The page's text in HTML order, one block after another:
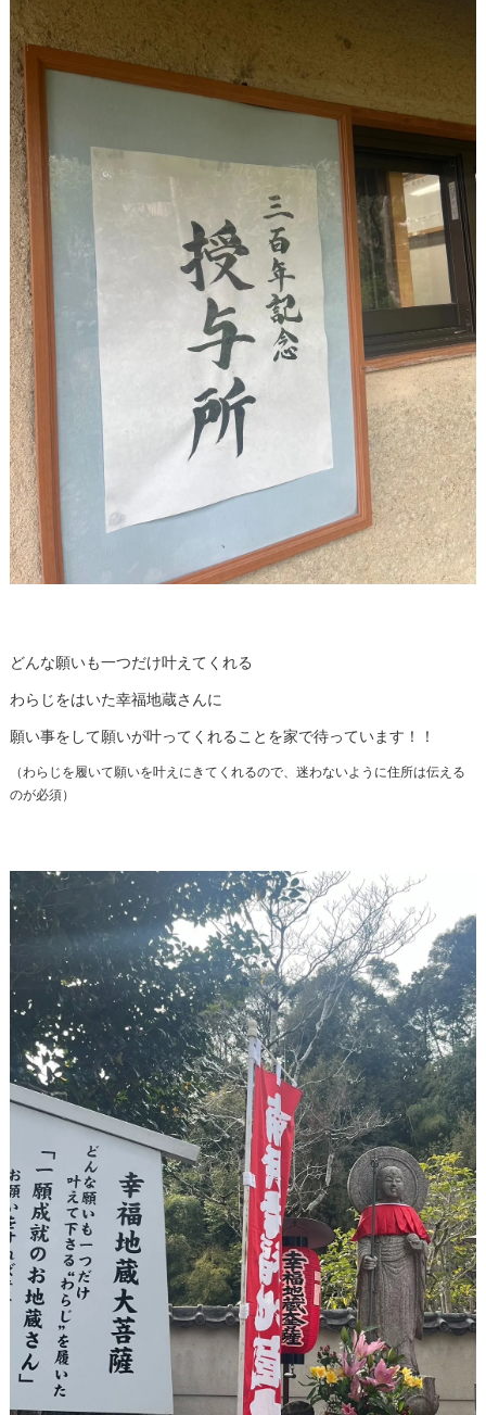
どんな願いも一つだけ叶えてくれる
わらじをはいた幸福地蔵さんに
願い事をして願いが叶ってくれることを家で待っています！！
（わらじを履いて願いを叶えにきてくれるので、迷わないように住所は伝える
のが必須）